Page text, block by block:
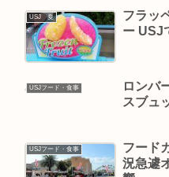
USJ 夏
フラッ
ー USJ
USJフード・食事
ロンバ
スブュ
USJフード・食事
フード
況急遽